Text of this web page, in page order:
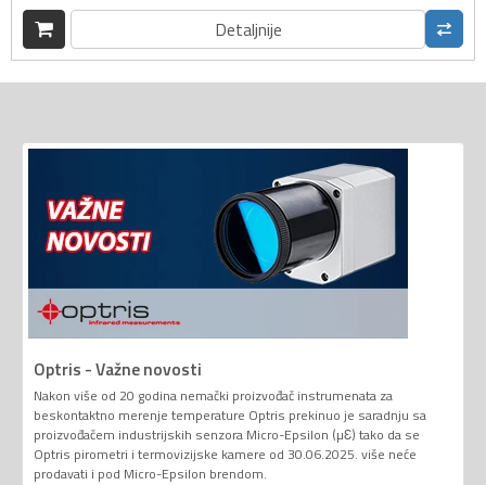
Detaljnije
Optris - Važne novosti
Nakon više od 20 godina nemački proizvođač instrumenata za
beskontaktno merenje temperature Optris prekinuo je saradnju sa
proizvođačem industrijskih senzora Micro-Epsilon (µƐ) tako da se
Optris pirometri i termovizijske kamere od 30.06.2025. više neće
prodavati i pod Micro-Epsilon brendom.